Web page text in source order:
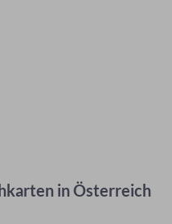
in Österreich